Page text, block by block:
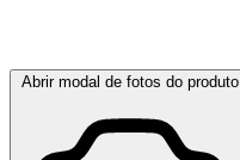
Abrir modal de fotos do produto